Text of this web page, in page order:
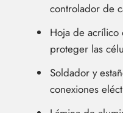
controlador de
Hoja de acrílico
proteger las
Soldador y
conexiones